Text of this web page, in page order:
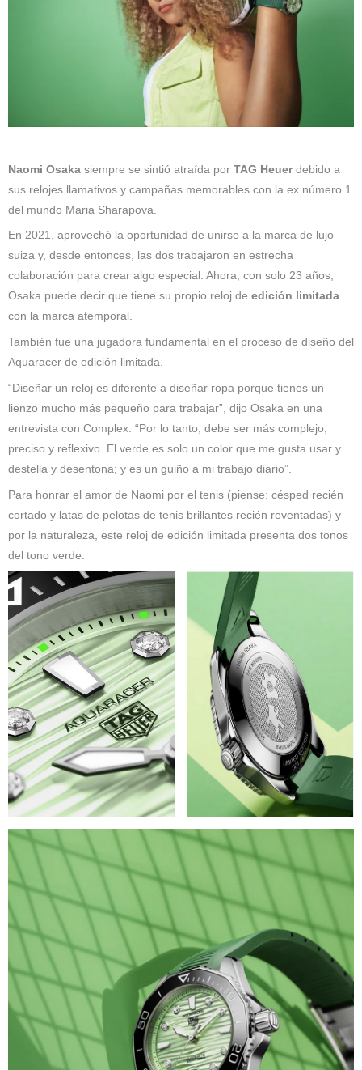
Naomi Osaka siempre se sintió atraída por TAG Heuerdebido a
sus relojes llamativos y campañas memorables con la ex número 1
del mundo Maria Sharapova.
En 2021, aprovechó la oportunidad de unirse a la marca de lujo
suiza y, desde entonces, las dos trabajaron en estrecha
colaboración para crear algo especial. Ahora, con solo 23 años,
Osaka puede decir que tiene su propio reloj de edición limitada
con la marca atemporal.
También fue una jugadora fundamental en el proceso de diseño del
Aquaracer de edición limitada.
“Diseñar un reloj es diferente a diseñar ropa porque tienes un
lienzo mucho más pequeño para trabajar”, ​​dijo Osaka en una
entrevista con Complex. “Por lo tanto, debe ser más complejo,
preciso y reflexivo. El verde es solo un color que me gusta usar y
destella y desentona; y es un guiño a mi trabajo diario”.
Para honrar el amor de Naomi por el tenis (piense: césped recién
cortado y latas de pelotas de tenis brillantes recién reventadas) y
por la naturaleza, este reloj de edición limitada presenta dos tonos
del tono verde.